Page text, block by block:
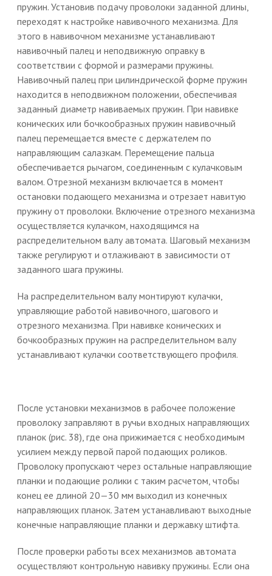
пружин. Установив подачу проволоки заданной длины,
переходят к настройке навивочного механизма. Для
этого в навивочном механизме устанавливают
навивочный палец и неподвижную оправку в
соответствии с формой и размерами пружины.
Навивочный палец при цилиндрической форме пружин
находится в неподвижном положении, обеспечивая
заданный диаметр навиваемых пружин. При навивке
конических или бочкообразных пружин навивочный
палец перемещается вместе с держателем по
направляющим салазкам. Перемещение пальца
обеспечивается рычагом, соединенным с кулачковым
валом. Отрезной механизм включается в момент
остановки подающего механизма и отрезает навитую
пружину от проволоки. Включение отрезного механизма
осуществляется кулачком, находящимся на
распределительном валу автомата. Шаговый механизм
также регулируют и отлаживают в зависимости от
заданного шага пружины.
На распределительном валу монтируют кулачки,
управляющие работой навивочного, шагового и
отрезного механизма. При навивке конических и
бочкообразных пружин на распределительном валу
устанавливают кулачки соответствующего профиля.
После установки механизмов в рабочее положение
проволоку заправляют в ручьи входных направляющих
планок (рис. 38), где она прижимается с необходимым
усилием между первой парой подающих роликов.
Проволоку пропускают через остальные направляющие
планки и подающие ролики с таким расчетом, чтобы
конец ее длиной 20—30 мм выходил из конечных
направляющих планок. Затем устанавливают выходные
конечные направляющие планки и державку штифта.
После проверки работы всех механизмов автомата
осуществляют контрольную навивку пружины. Если она